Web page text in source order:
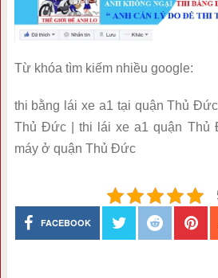
Từ khóa tìm kiếm nhiều google:
thi bằng lái xe a1 tại quận Thủ
Thủ Đức | thi lái xe a1 quận Thủ
máy ở quận Thủ Đức
FACEBOOK